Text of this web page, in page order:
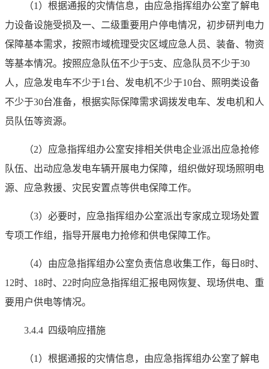
（1）根据通报的灾情信息，由应急指挥组办公室了解电
力设备设施受损及一、二级重要用户停电情况，初步研判电力
保障基本需求，按照市域梳理受灾区域应急人员、装备、物资
等基本情况。按照应急队伍不少于5支、应急队员不少于30
人，应急发电车不少于1台、发电机不少于10台、照明类设备
不少于30台准备，根据实际保障需求调拨发电车、发电机和人
员队伍等资源。
（2）应急指挥组办公室安排相关供电企业派出应急抢修
队伍、出动应急发电车辆开展电力保障，组织做好现场照明电
源、应急救援、灾民安置点等供电保障工作。
（3）必要时，应急指挥组办公室派出专家成立现场处置
专项工作组，指导开展电力抢修和供电保障工作。
（4）由应急指挥组办公室负责信息收集工作，每日8时、
12时、18时、22时向应急指挥组汇报电网恢复、现场供电、重
要用户供电等情况。
3.4.4 四级响应措施
（1）根据通报的灾情信息，由应急指挥组办公室了解电